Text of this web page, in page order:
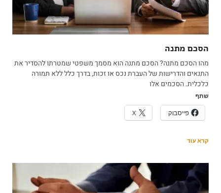
הסכם מתנה
מהו הסכם מתנה? הסכם מתנה הוא מסמך משפטי שמטרתו להסדיר את
התנאים והדרישות של העברת נכס או זכות, בדרך כלל ללא תמורה
כלכלית. הסכמים אלו
שתף
פייסבוק X
קרא עוד